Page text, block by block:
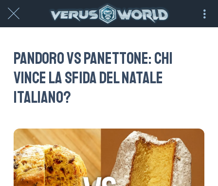
Pandoro Vs Panettone: chi
vince la sfida del Natale
italiano?